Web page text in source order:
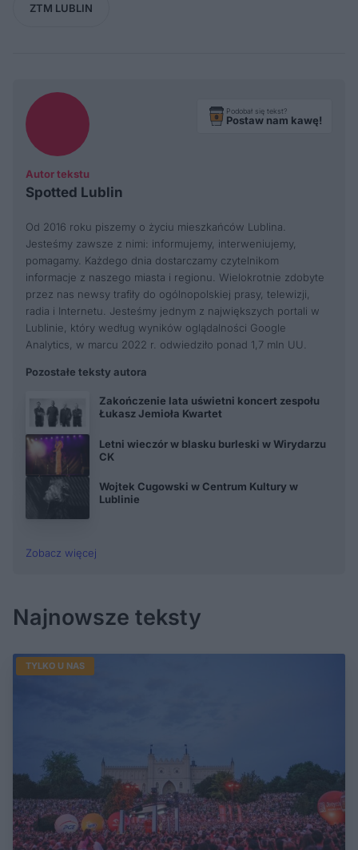
ZTM LUBLIN
Autor tekstu
Spotted Lublin
Podobał się tekst?
Postaw nam kawę!
Od 2016 roku piszemy o życiu mieszkańców Lublina.
Jesteśmy zawsze z nimi: informujemy, interweniujemy,
pomagamy. Każdego dnia dostarczamy czytelnikom
informacje z naszego miasta i regionu. Wielokrotnie zdobyte
przez nas newsy trafiły do ogólnopolskiej prasy, telewizji,
radia i Internetu. Jesteśmy jednym z największych portali w
Lublinie, który według wyników oglądalności Google
Analytics, w marcu 2022 r. odwiedziło ponad 1,7 mln UU.
Pozostałe teksty autora
Zakończenie lata uświetni koncert zespołu
Łukasz Jemioła Kwartet
Letni wieczór w blasku burleski w Wirydarzu
CK
Wojtek Cugowski w Centrum Kultury w
Lublinie
Zobacz więcej
Najnowsze teksty
TYLKO U NAS